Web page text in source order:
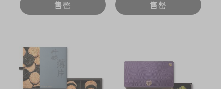
售罄
售罄